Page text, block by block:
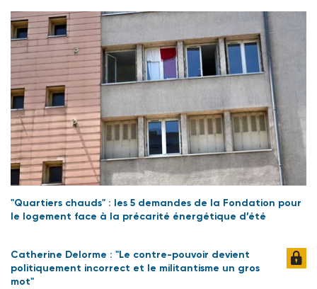
"Quartiers chauds" : les 5 demandes de la Fondation pour
le logement face à la précarité énergétique d’été
Catherine Delorme : "Le contre-pouvoir devient
politiquement incorrect et le militantisme un gros
mot"